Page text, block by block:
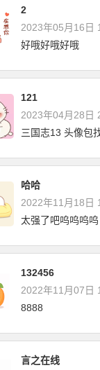
2
2023年05月16日
好哦好哦好哦
121
2023年04月28日
三国志13 头像包
哈哈
2022年11月18日
太强了吧呜呜呜呜
132456
2022年11月07日
8888
言之在线